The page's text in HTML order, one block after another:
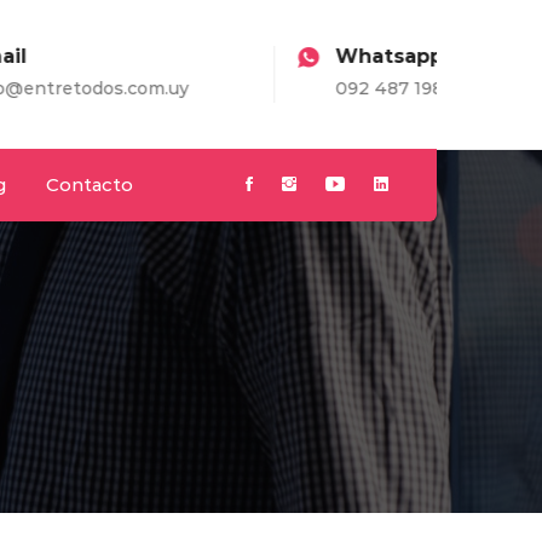
092 487 198
Contacto